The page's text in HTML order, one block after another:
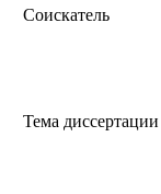
Соискатель
Тема диссертации